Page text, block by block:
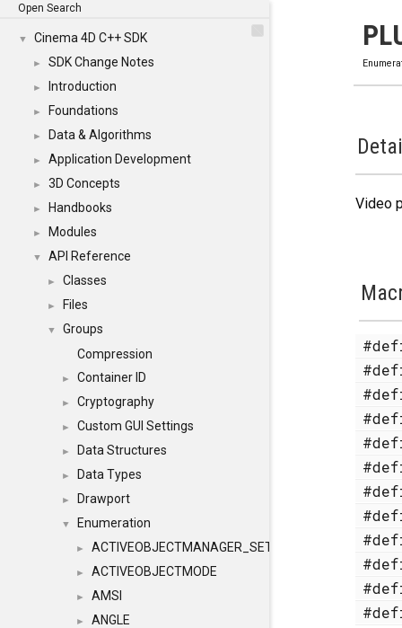
Open Search
▼ Cinema 4D C++ SDK
► SDK Change Notes
► Introduction
► Foundations
► Data & Algorithms
► Application Development
► 3D Concepts
► Handbooks
► Modules
▼ API Reference
► Classes
► Files
▼
Groups
Compression
► Container ID
► Cryptography
► Custom GUI Settings
► Data Structures
► Data Types
► Drawport
▼ Enumeration
► ACTIVEOBJECTMANAGER_SETOBJECTS
► ACTIVEOBJECTMODE
► AMSI
► ANGLE
Video